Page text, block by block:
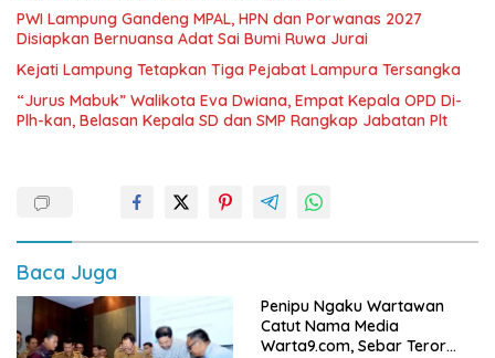
PWI Lampung Gandeng MPAL, HPN dan Porwanas 2027
Disiapkan Bernuansa Adat Sai Bumi Ruwa Jurai
Kejati Lampung Tetapkan Tiga Pejabat Lampura Tersangka
“Jurus Mabuk” Walikota Eva Dwiana, Empat Kepala OPD Di-
Plh-kan, Belasan Kepala SD dan SMP Rangkap Jabatan Plt
Baca Juga
Penipu Ngaku Wartawan
Catut Nama Media
Warta9.com, Sebar Teror